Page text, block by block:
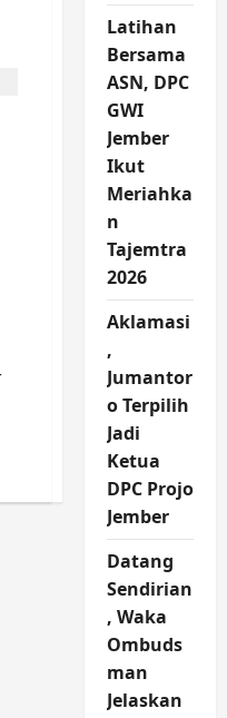
Latihan
Bersama
ASN, DPC
GWI
Jember
Ikut
Meriahka
n
Tajemtra
2026
Aklamasi
,
Jumantor
o Terpilih
Jadi
Ketua
DPC Projo
Jember
Datang
Sendirian
, Waka
Ombuds
man
Jelaskan